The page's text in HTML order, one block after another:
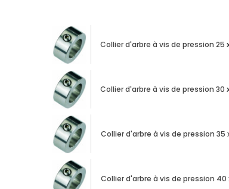
Collier d'arbre à vis de pression 25
Collier d'arbre à vis de pression 30
Collier d'arbre à vis de pression 35
Collier d'arbre à vis de pression 40